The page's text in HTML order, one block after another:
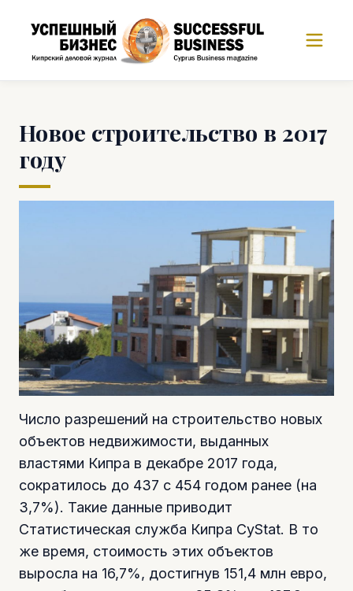
Новое строительство в 2017
году
Число разрешений на строительство новых
объектов недвижимости, выданных
властями Кипра в декабре 2017 года,
сократилось до 437 с 454 годом ранее (на
3,7%). Такие данные приводит
Статистическая служба Кипра CyStat. В то
же время, стоимость этих объектов
выросла на 16,7%, достигнув 151,4 млн евро,